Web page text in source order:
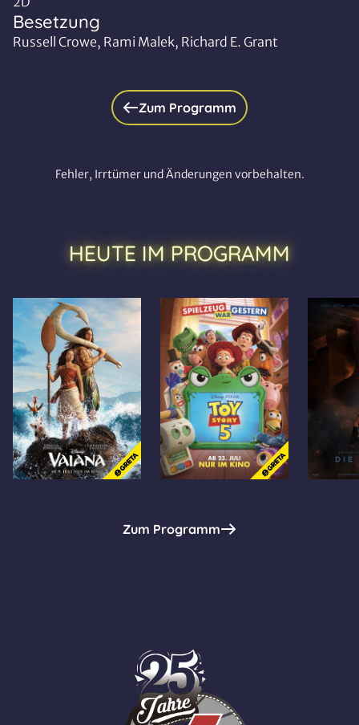
Besetzung
Russell Crowe, Rami Malek, Richard E. Grant
Zum Programm
Fehler, Irrtümer und Änderungen vorbehalten.
HEUTE IM PROGRAMM
Zum Programm